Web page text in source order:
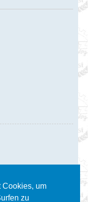
Cookies, um
zu